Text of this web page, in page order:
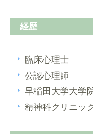
経歴
臨床心理士
公認心理師
早稲田大学大学
精神科クリニッ